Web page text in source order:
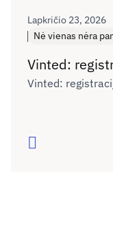
Lapkričio 23, 2026
Nė vienas nėra
Vinted:
Vinted:
Skaityti